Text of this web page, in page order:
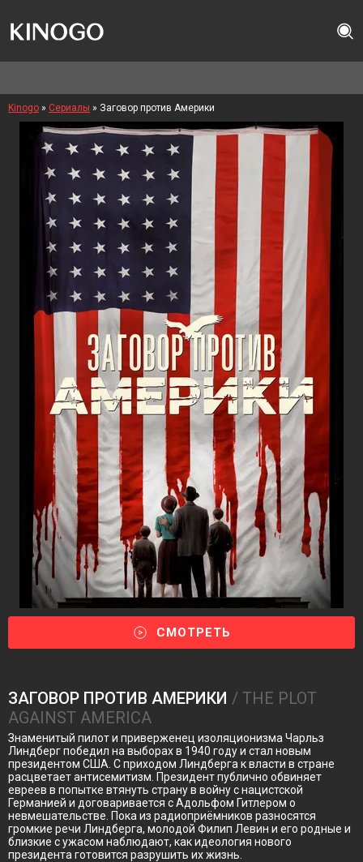
Kinogo » Сериалы » Заговор против Америки
СМОТРЕТЬ
ЗАГОВОР ПРОТИВ АМЕРИКИ / THE PLOT
AGAINST AMERICA
Знаменитый пилот и приверженец изоляционизма Чарльз
Линдберг победил на выборах в 1940 году и стал новым
президентом США. С приходом Линдберга к власти в стране
расцветает антисемитизм. Президент публично обвиняет
евреев в попытке втянуть страну в войну с нацистской
Германией и договаривается с Адольфом Гитлером о
невмешательстве. Пока из радиоприёмников разносятся
громкие речи Линдберга, молодой Филип Левин и его родные и
близкие с ужасом наблюдают, как идеология нового
президента готовится разрушить их жизнь.